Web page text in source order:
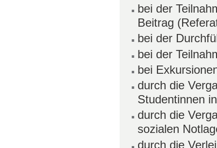
bei der
Beitrag
bei der
bei der
bei
durch die
Studentinnen
durch die
sozialen
durch die